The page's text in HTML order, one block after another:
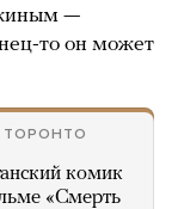
—
то он может
ТОРОНТО
комик
«Смерть